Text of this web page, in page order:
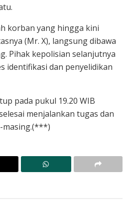
korban yang hingga kini
(Mr. X), langsung dibawa
Pihak kepolisian selanjutnya
identifikasi dan penyelidikan
pada pukul 19.20 WIB
menjalankan tugas dan
masing.(***)